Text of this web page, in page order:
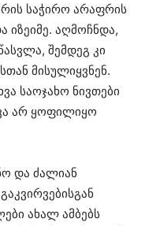
საჭირო არაფრის
იზეიმე. აღმოჩნდა,
შემდეგ კი
მისულიყვნენ.
საოჯახო ნივთები
არ ყოფილიყო
და ძალიან
ახალ ამბებს